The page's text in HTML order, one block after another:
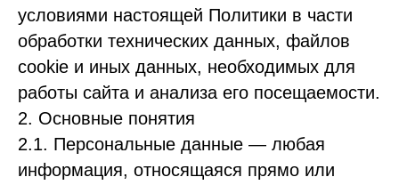
условиями настоящей Политики в части
обработки технических данных, файлов
cookie и иных данных, необходимых для
работы сайта и анализа его посещаемости.
2. Основные понятия
2.1. Персональные данные — любая
информация, относящаяся прямо или